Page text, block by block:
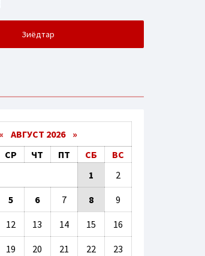
Зиёдтар
« АВГУСТ 2026 »
СР ЧТ ПТ СБ
ВС
1
2
5 6 7 8 9
12 13 14 15 16
19 20 21 22 23